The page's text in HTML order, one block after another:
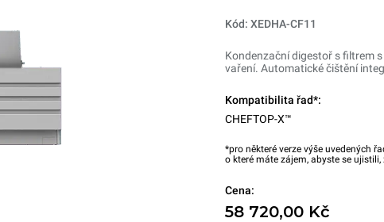
Kód: XEDHA-CF11
Kondenzační digestoř s filtrem
vaření. Automatické čištění
Kompatibilita řad*:
CHEFTOP-X™
*pro některé verze výše uvedených
o které máte zájem, abyste se
Cena:
58 720,00 Kč